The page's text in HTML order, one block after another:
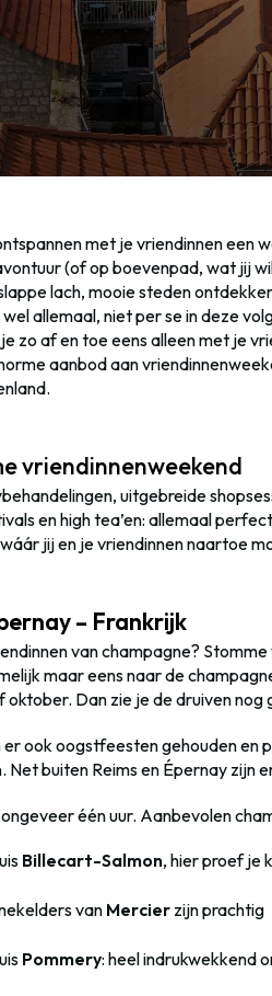
met je vriendinnen een
(of op boevenpad, wat jij
lach, mooie steden
wel allemaal, niet per se in deze
zo af en toe eens alleen met je
aanbod aan
vriendinnenweekend
uitgebreide
en high tea’en: allemaal
jij en je vriendinnen naartoe
– Frankrijk
van champagne?
maar eens naar de
oktober. Dan zie je de druiven
ook oogstfeesten gehouden en
Net buiten Reims en Épernay zijn
één uur. Aanbevolen
Billecart-Salmon, hier proef je
vanMercier zijn prachtig
Pommery: heel indrukwekkend